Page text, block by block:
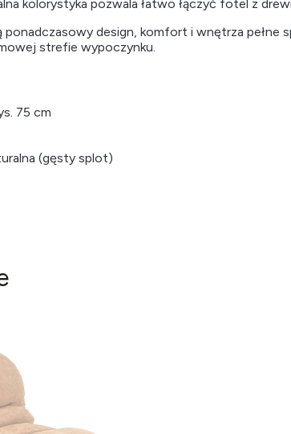
kolorystyka pozwala łatwo łączyć fotel z
design, komfort i wnętrza pełne
strefie wypoczynku.
75 cm
(gęsty splot)